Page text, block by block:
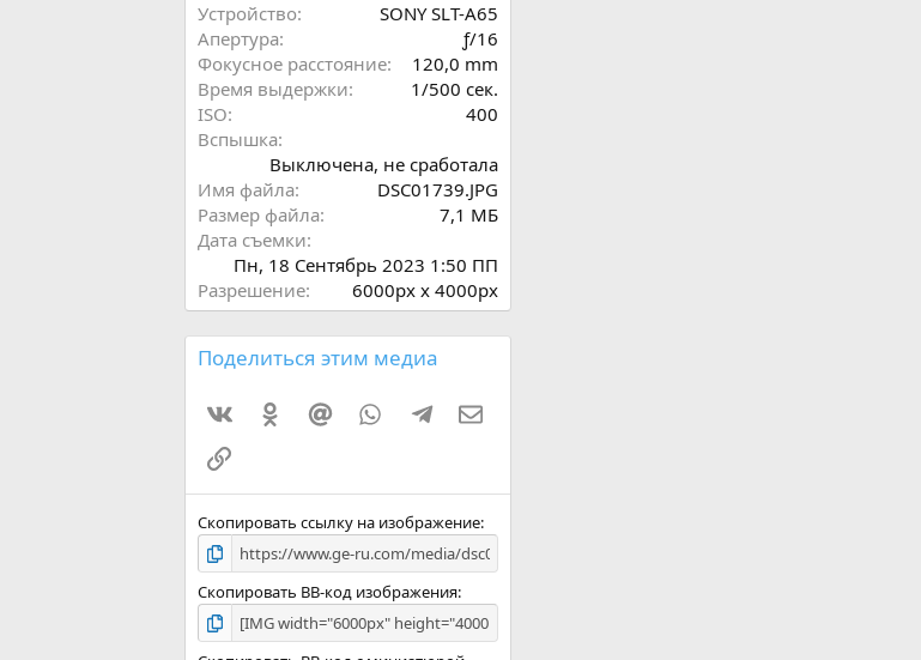
Устройство
SONY SLT-A65
Апертура
ƒ/16
Фокусное расстояние
120,0 mm
Время выдержки
1/500 сек.
ISO
400
Вспышка
Выключена, не сработала
Имя файла
DSC01739.JPG
Размер файла
7,1 МБ
Дата съемки
Пн, 18 Сентябрь 2023 1:50 ПП
Разрешение
6000px x 4000px
Поделиться этим медиа
VkontakteOdnoklassniki
Mail.ruWhatsAppTelegramЭлектронная почта
Ссылка
Скопировать ссылку на изображение
Скопировать BB-код изображения